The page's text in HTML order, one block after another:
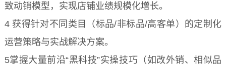
致动销模型，实现店铺业绩规模化增长。
4 获得针对不同类目（标品/非标品/高客单）的定制化
运营策略与实战解决方案。
5掌握大量前沿“黑科技”实操技巧（如改外销、相似品